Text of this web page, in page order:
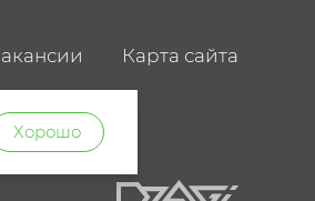
Карта сайта
Хорошо